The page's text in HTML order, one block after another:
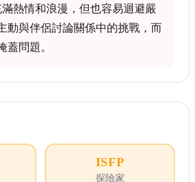
滿熱情和浪漫，但也容易迴避嚴
動與伴侶討論關係中的挑戰，而
蓋問題。
ISFP
探險家